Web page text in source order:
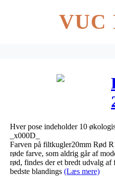
VUC
Hver pose indeholder 10
_x000D_
Farven på filtkugler20mm Rød
røde farve, som aldrig går af
rød, findes der et bredt udvalg
bedste blandings (Læs mere)